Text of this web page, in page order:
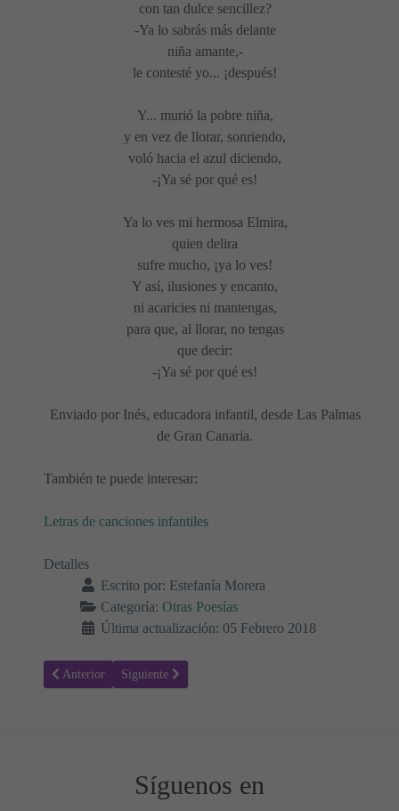
con tan dulce sencillez?
-Ya lo sabrás más delante
niña amante,-
le contesté yo... ¡después!
Y... murió la pobre niña,
y en vez de llorar, sonriendo,
voló hacia el azul diciendo,
-¡Ya sé por qué es!
Ya lo ves mi hermosa Elmira,
quien delira
sufre mucho, ¡ya lo ves!
Y así, ilusiones y encanto,
ni acaricies ni mantengas,
para que, al llorar, no tengas
que decir:
-¡Ya sé por qué es!
Enviado por Inés, educadora infantil, desde Las Palmas
de Gran Canaria.
También te puede interesar:
Letras de canciones infantiles
Detalles
Escrito por: Estefanía Morera
Categoría: Otras Poesías
Última actualización: 05 Febrero 2018
Artículo anterior: Los Robles - Rosalía de Castro - Poesías para
Anterior Artículo siguiente: Margarita Debayle - Rubén Darío -
Siguiente
Síguenos en